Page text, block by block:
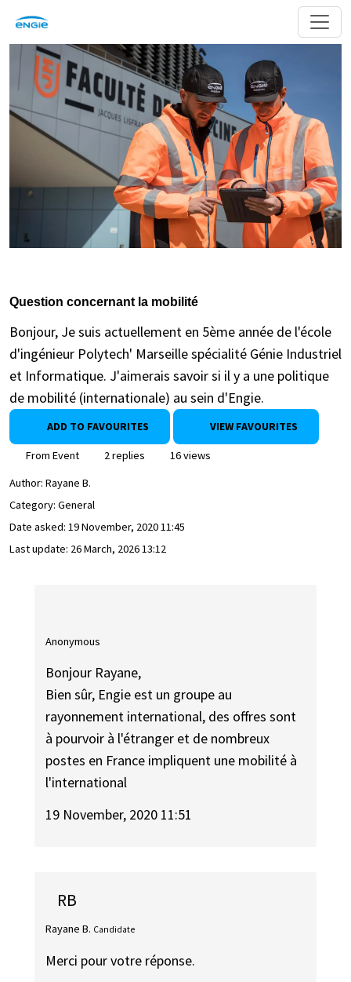
Question concernant la mobilité
Bonjour, Je suis actuellement en 5ème année de l'école
d'ingénieur Polytech' Marseille spécialité Génie Industriel
et Informatique. J'aimerais savoir si il y a une politique
de mobilité (internationale) au sein d'Engie.
ADD TO FAVOURITES VIEW FAVOURITES
From Event 2 replies
16 views
Author: Rayane B.
Category: General
Date asked: 19 November, 2020 11:45
Last update: 26 March, 2026 13:12
Anonymous
Bonjour Rayane,
Bien sûr, Engie est un groupe au
rayonnement international, des offres sont
à pourvoir à l'étranger et de nombreux
postes en France impliquent une mobilité à
l'international
19 November, 2020 11:51
RB
Rayane B. Candidate
Merci pour votre réponse.